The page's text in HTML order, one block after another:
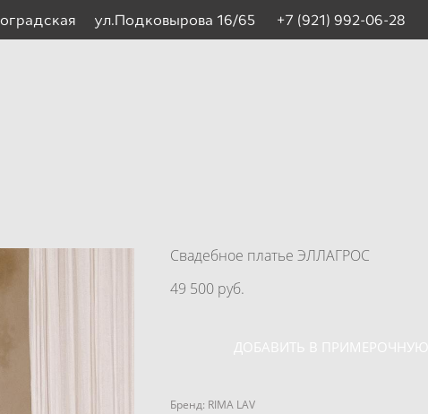
ул.Подковырова 16/65 +7 (921) 992-06-28
Свадебное платье ЭЛЛАГРОС
49 500 pуб.
ДОБАВИТЬ В ПРИМЕРОЧНУЮ
Бренд: RIMA LAV